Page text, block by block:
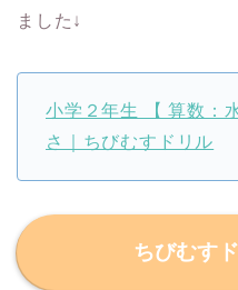
ました↓
小学２年生 【 算数：
さ｜ちびむすドリル
ちびむす